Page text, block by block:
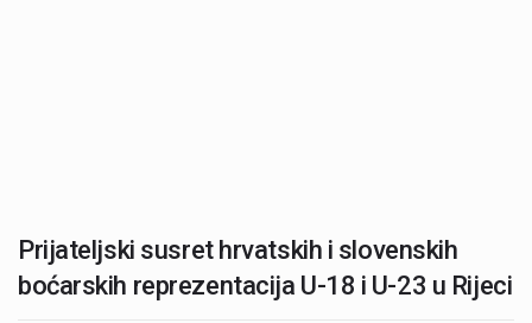
Prijateljski susret hrvatskih i slovenskih
boćarskih reprezentacija U-18 i U-23 u Rijeci